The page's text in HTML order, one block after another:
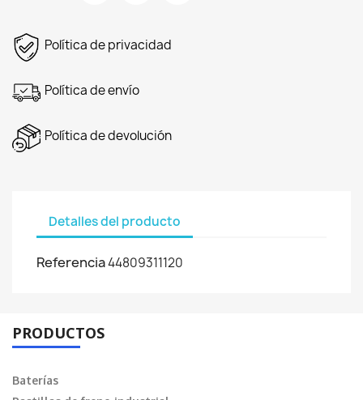
Política de privacidad
Política de envío
Política de devolución
Detalles del producto
Referencia44809311120
PRODUCTOS
Baterías